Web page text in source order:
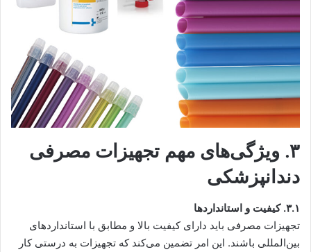
۳. ویژگی‌های مهم تجهیزات مصرفی
دندانپزشکی
۳.۱. کیفیت و استانداردها
تجهیزات مصرفی باید دارای کیفیت بالا و مطابق با استانداردهای
بین‌المللی باشند. این امر تضمین می‌کند که تجهیزات به درستی کار